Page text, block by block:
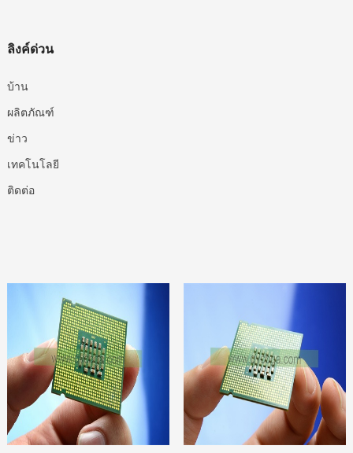
ลิงค์ด่วน
บ้าน
ผลิตภัณฑ์
ข่าว
เทคโนโลยี
ติดต่อ